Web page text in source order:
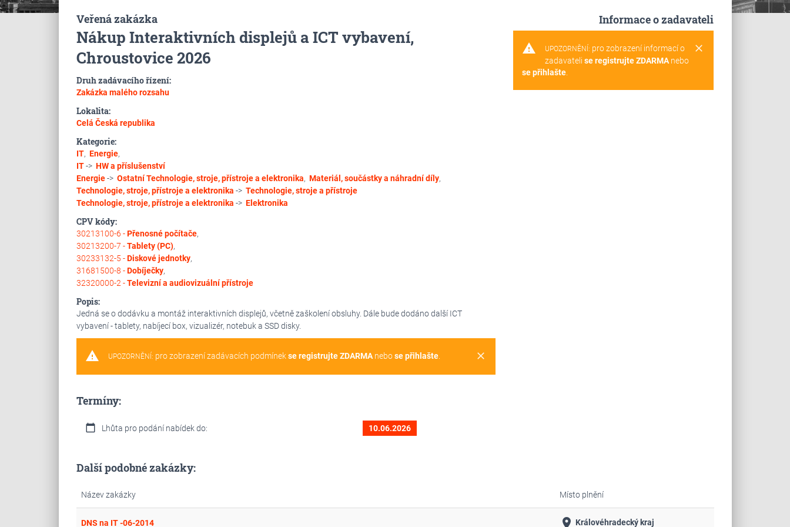
Veřená zakázka
Nákup Interaktivních displejů a ICT vybavení,
Chroustovice 2026
Druh zadávacího řízení:
Zakázka malého rozsahu
Lokalita:
Celá Česká republika
Kategorie:
IT, Energie,
IT-> HW a příslušenství
Energie-> Ostatní Technologie, stroje, přístroje a elektronika, Materiál, součástky a náhradní díly,
Technologie, stroje, přístroje a elektronika -> Technologie, stroje a přístroje
Technologie, stroje, přístroje a elektronika -> Elektronika
CPV kódy:
30213100-6 -Přenosné počítače,
30213200-7 -Tablety (PC),
30233132-5 -Diskové jednotky,
31681500-8 -Dobíječky,
32320000-2 -Televizní a audiovizuální přístroje
Popis:
Jedná se o dodávku a montáž interaktivních displejů, včetně zaškolení obsluhy. Dále bude dodáno další ICT
vybavení - tablety, nabíjecí box, vizualizér, notebuk a SSD disky.
warning clear
UPOZORNĚNÍ: pro zobrazení zadávacích podmínekse registrujte ZDARMAnebose přihlašte.
Termíny:
calendar_today Lhůta pro podání nabídek do: 10.06.2026
Informace o zadavateli
warning clear
UPOZORNĚNÍ: pro zobrazení informací o
zadavateli se registrujte ZDARMAnebo
se přihlašte.
Další podobné zakázky:
Název zakázky Místo plnění
DNS na IT -06-2014 place Královéhradecký kraj